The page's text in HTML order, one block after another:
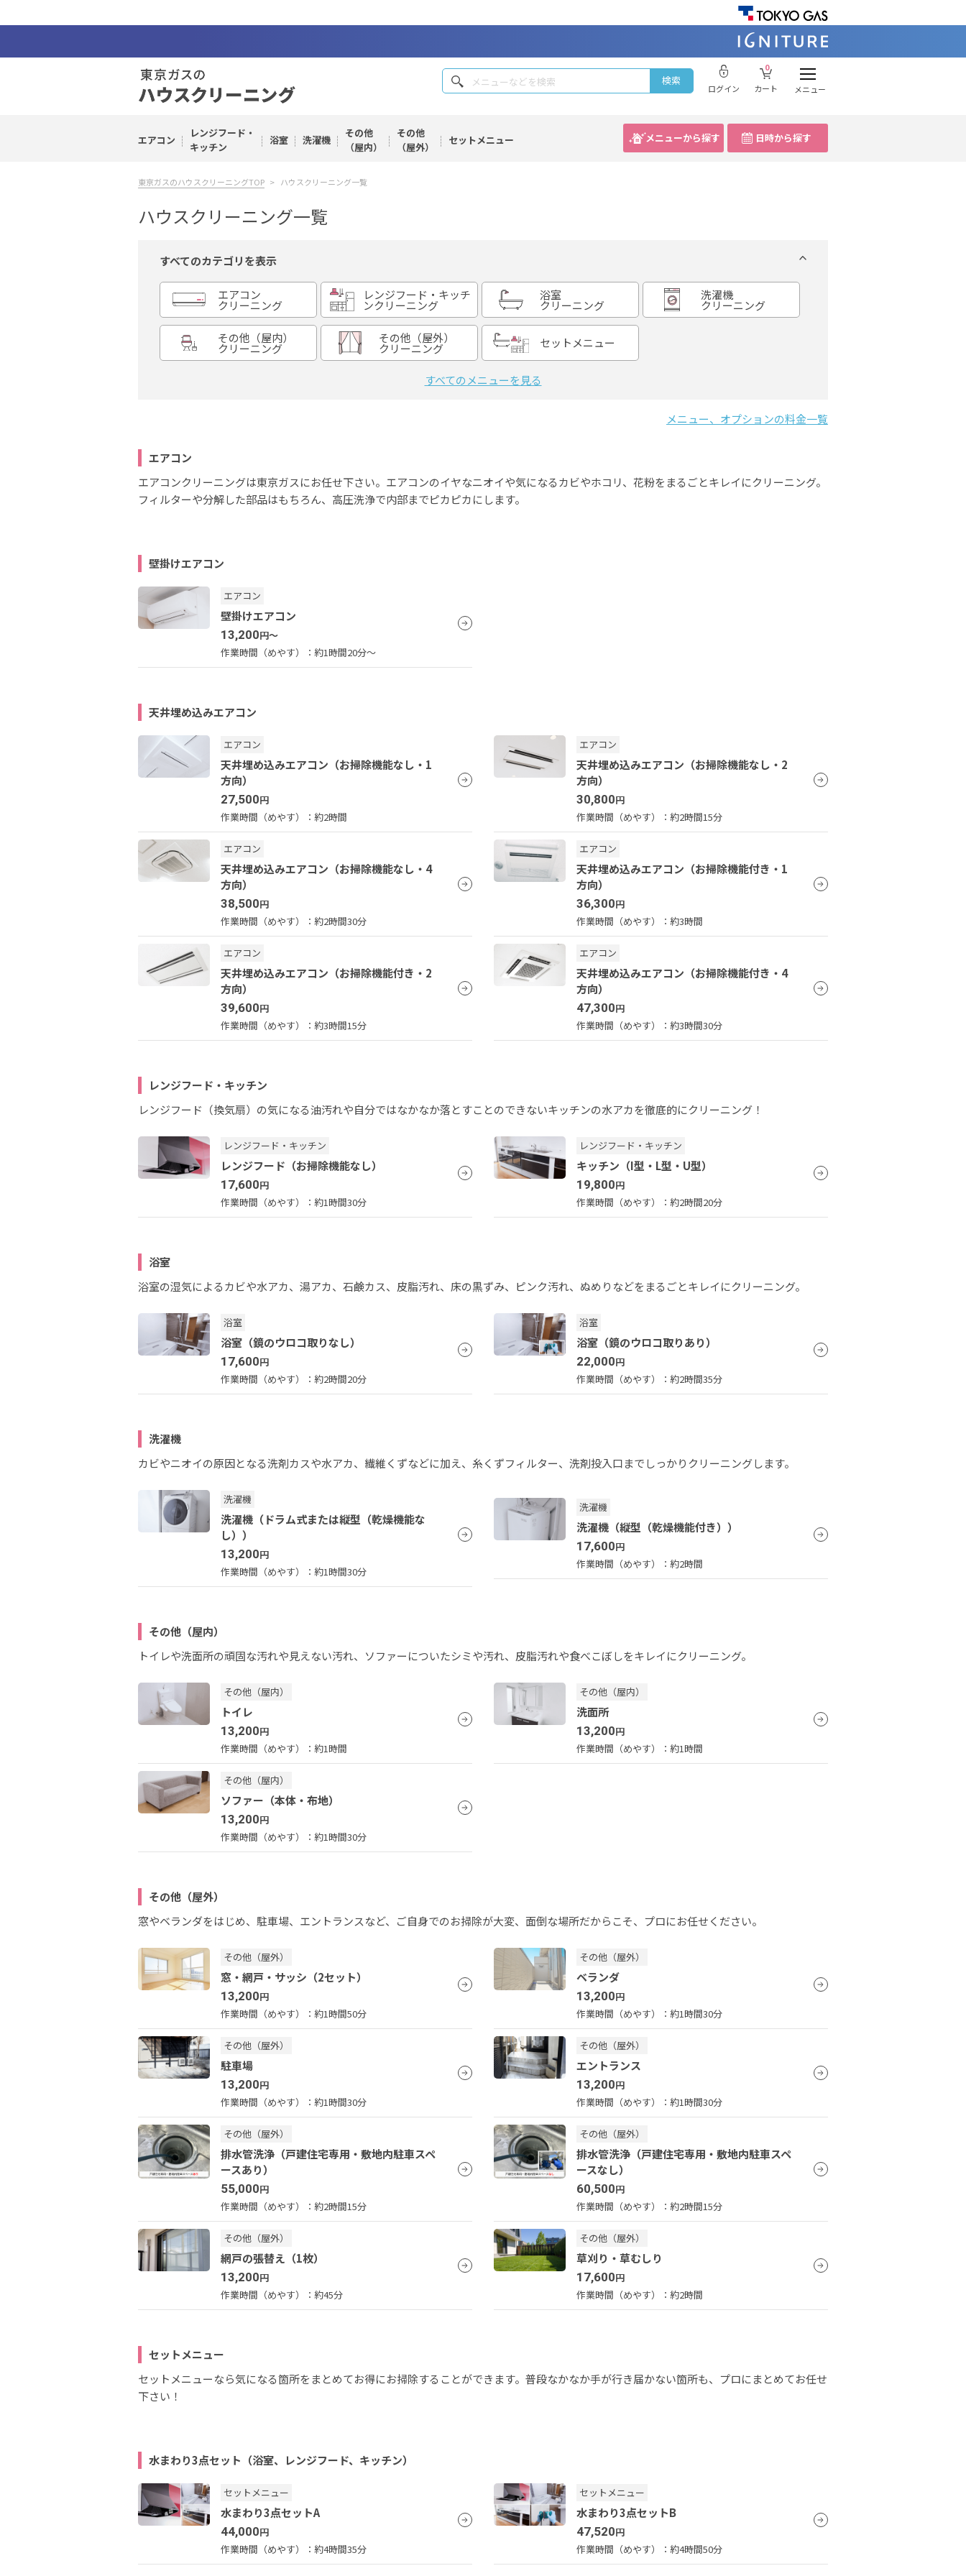
ログイン
0
カート
メニュー
エアコン
レンジフード・
キッチン
浴室 洗濯機
その他
（屋内）
その他
（屋外）
セットメニュー メニューから探す 日時から探す
東京ガスのハウスクリーニングTOP ハウスクリーニング一覧
ハウスクリーニング一覧
すべてのカテゴリを表示
エアコン
クリーニング
レンジフード・キッチ
ンクリーニング
浴室
クリーニング
洗濯機
クリーニング
その他（屋内）
クリーニング
その他（屋外）
クリーニング セットメニュー
すべてのメニューを見る
メニュー、オプションの料金一覧
エアコン
エアコンクリーニングは東京ガスにお任せ下さい。エアコンのイヤなニオイや気になるカビやホコリ、花粉をまるごとキレイにクリーニング。
フィルターや分解した部品はもちろん、高圧洗浄で内部までピカピカにします。
壁掛けエアコン
エアコン
壁掛けエアコン
13,200円～
作業時間（めやす）： 約1時間20分～
天井埋め込みエアコン
エアコン
天井埋め込みエアコン（お掃除機能なし・1
方向）
27,500円
作業時間（めやす）： 約2時間
エアコン
天井埋め込みエアコン（お掃除機能なし・2
方向）
30,800円
作業時間（めやす）： 約2時間15分
エアコン
天井埋め込みエアコン（お掃除機能なし・4
方向）
38,500円
作業時間（めやす）： 約2時間30分
エアコン
天井埋め込みエアコン（お掃除機能付き・1
方向）
36,300円
作業時間（めやす）： 約3時間
エアコン
天井埋め込みエアコン（お掃除機能付き・2
方向）
39,600円
作業時間（めやす）： 約3時間15分
エアコン
天井埋め込みエアコン（お掃除機能付き・4
方向）
47,300円
作業時間（めやす）： 約3時間30分
レンジフード・キッチン
レンジフード（換気扇）の気になる油汚れや自分ではなかなか落とすことのできないキッチンの水アカを徹底的にクリーニング！
レンジフード・キッチン
レンジフード（お掃除機能なし）
17,600円
作業時間（めやす）： 約1時間30分
レンジフード・キッチン
キッチン（I型・L型・U型）
19,800円
作業時間（めやす）： 約2時間20分
浴室
浴室の湿気によるカビや水アカ、湯アカ、石鹸カス、皮脂汚れ、床の黒ずみ、ピンク汚れ、ぬめりなどをまるごとキレイにクリーニング。
浴室
浴室（鏡のウロコ取りなし）
17,600円
作業時間（めやす）： 約2時間20分
浴室
浴室（鏡のウロコ取りあり）
22,000円
作業時間（めやす）： 約2時間35分
洗濯機
カビやニオイの原因となる洗剤カスや水アカ、繊維くずなどに加え、糸くずフィルター、洗剤投入口までしっかりクリーニングします。
洗濯機
洗濯機（ドラム式または縦型（乾燥機能な
し））
13,200円
作業時間（めやす）： 約1時間30分
洗濯機
洗濯機（縦型（乾燥機能付き））
17,600円
作業時間（めやす）： 約2時間
その他（屋内）
トイレや洗面所の頑固な汚れや見えない汚れ、ソファーについたシミや汚れ、皮脂汚れや食べこぼしをキレイにクリーニング。
その他（屋内）
トイレ
13,200円
作業時間（めやす）： 約1時間
その他（屋内）
洗面所
13,200円
作業時間（めやす）： 約1時間
その他（屋内）
ソファー（本体・布地）
13,200円
作業時間（めやす）： 約1時間30分
その他（屋外）
窓やベランダをはじめ、駐車場、エントランスなど、ご自身でのお掃除が大変、面倒な場所だからこそ、プロにお任せください。
その他（屋外）
窓・網戸・サッシ（2セット）
13,200円
作業時間（めやす）： 約1時間50分
その他（屋外）
ベランダ
13,200円
作業時間（めやす）： 約1時間30分
その他（屋外）
駐車場
13,200円
作業時間（めやす）： 約1時間30分
その他（屋外）
エントランス
13,200円
作業時間（めやす）： 約1時間30分
その他（屋外）
排水管洗浄（戸建住宅専用・敷地内駐車スペ
ースあり）
55,000円
作業時間（めやす）： 約2時間15分
その他（屋外）
排水管洗浄（戸建住宅専用・敷地内駐車スペ
ースなし）
60,500円
作業時間（めやす）： 約2時間15分
その他（屋外）
網戸の張替え（1枚）
13,200円
作業時間（めやす）： 約45分
その他（屋外）
草刈り・草むしり
17,600円
作業時間（めやす）： 約2時間
セットメニュー
セットメニューなら気になる箇所をまとめてお得にお掃除することができます。普段なかなか手が行き届かない箇所も、プロにまとめてお任せ
下さい！
水まわり3点セット（浴室、レンジフード、キッチン）
セットメニュー
水まわり3点セットA
44,000円
作業時間（めやす）： 約4時間35分
セットメニュー
水まわり3点セットB
47,520円
作業時間（めやす）： 約4時間50分